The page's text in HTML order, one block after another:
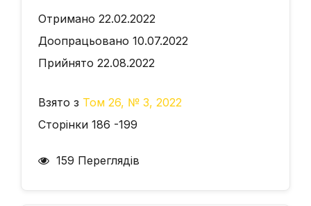
Отримано 22.02.2022
Доопрацьовано 10.07.2022
Прийнято 22.08.2022
Взято з Том 26, № 3, 2022
Сторінки 186 -199
159 Переглядів